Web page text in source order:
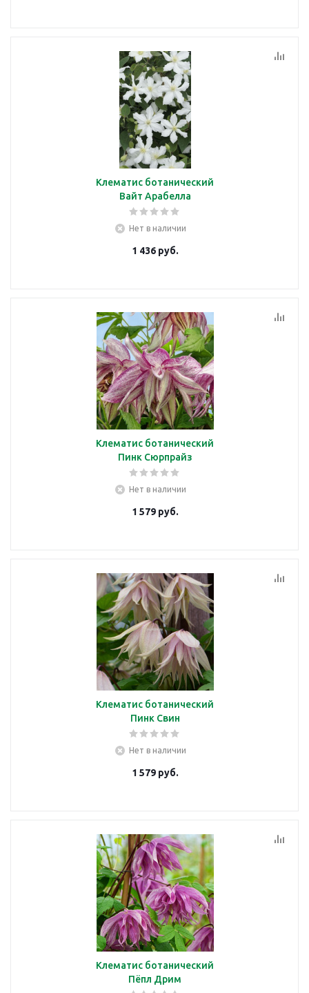
Клематис ботанический
Вайт Арабелла
Нет в наличии
1 436руб.
Клематис ботанический
Пинк Сюрпрайз
Нет в наличии
1 579руб.
Клематис ботанический
Пинк Свин
Нет в наличии
1 579руб.
Клематис ботанический
Пёпл Дрим